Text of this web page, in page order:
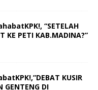
“SETELAH
KE PETI KAB.MADINA?”
KUSIR
GENTENG DI